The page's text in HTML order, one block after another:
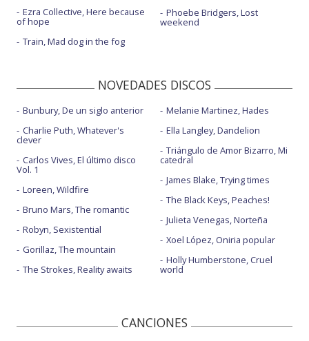
Ezra Collective, Here because
of hope
Train, Mad dog in the fog
Phoebe Bridgers, Lost
weekend
NOVEDADES DISCOS
Bunbury, De un siglo anterior
Charlie Puth, Whatever's
clever
Carlos Vives, El último disco
Vol. 1
Loreen, Wildfire
Bruno Mars, The romantic
Robyn, Sexistential
Gorillaz, The mountain
The Strokes, Reality awaits
Melanie Martinez, Hades
Ella Langley, Dandelion
Triángulo de Amor Bizarro, Mi
catedral
James Blake, Trying times
The Black Keys, Peaches!
Julieta Venegas, Norteña
Xoel López, Oniria popular
Holly Humberstone, Cruel
world
CANCIONES